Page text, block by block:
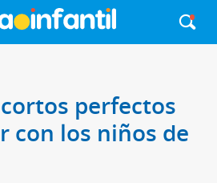
perfectos
con los niños de